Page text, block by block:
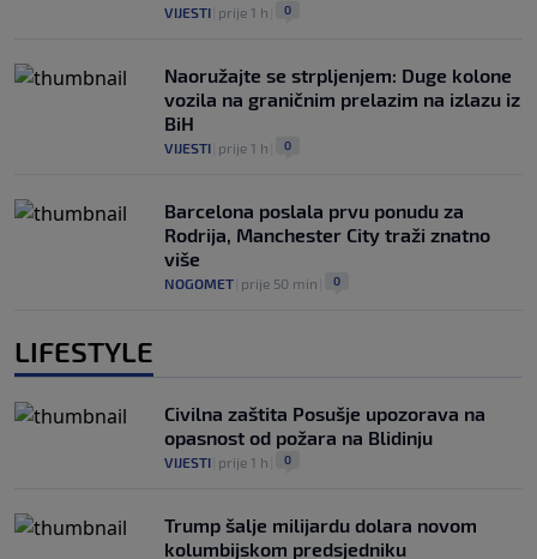
VIJESTI prije 1 h 0
Naoružajte se strpljenjem: Duge kolone
vozila na graničnim prelazim na izlazu iz
BiH
VIJESTI prije 1 h 0
Barcelona poslala prvu ponudu za
Rodrija, Manchester City traži znatno
više
NOGOMET prije 50 min 0
LIFESTYLE
Civilna zaštita Posušje upozorava na
opasnost od požara na Blidinju
VIJESTI prije 1 h 0
Trump šalje milijardu dolara novom
kolumbijskom predsjedniku